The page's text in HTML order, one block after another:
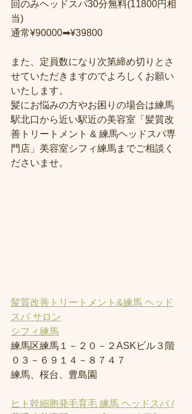
回のみヘッドスパ30分無料(11800円相
当)
通常¥90000➡︎¥39800
また、定員数になり次第締め切りとさ
せていただきますのでよろしくお願い
いたします。
髪にお悩みの方やお困りの場合は練馬
駅北口から近い駅近の美容室「髪質改
善トリートメント & 練馬ヘッドスパ専
門店」美容室シフィ練馬までご相談く
ださいませ。
髪質改善トリートメント&練馬 ヘッド
スパ サロン
シフィ練馬
練馬区練馬１－２０－２ASKビル３階
０３－６９１４－８７４７
練馬、桜台、豊島園
ヒト幹細胞発毛育毛 練馬 ヘッドスパ /